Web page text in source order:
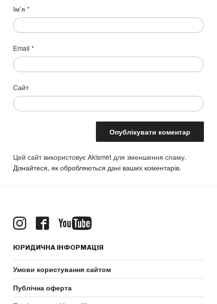
Ім'я*
Email*
Сайт
Цей сайт використовує Akismet для зменшення спаму.
Дізнайтеся, як обробляються дані ваших коментарів.
ЮРИДИЧНА ІНФОРМАЦІЯ
Умови користування сайтом
Публічна оферта